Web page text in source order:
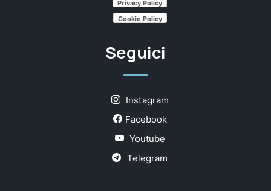
Privacy Policy
Cookie Policy
Seguici
Instagram
Facebook
Youtube
Telegram